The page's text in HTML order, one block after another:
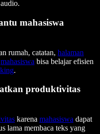
mahasiswa
rumah, catatan, halaman
mahasiswa bisa belajar efisien
.
produktivitas
karena mahasiswa dapat
lama membaca teks yang